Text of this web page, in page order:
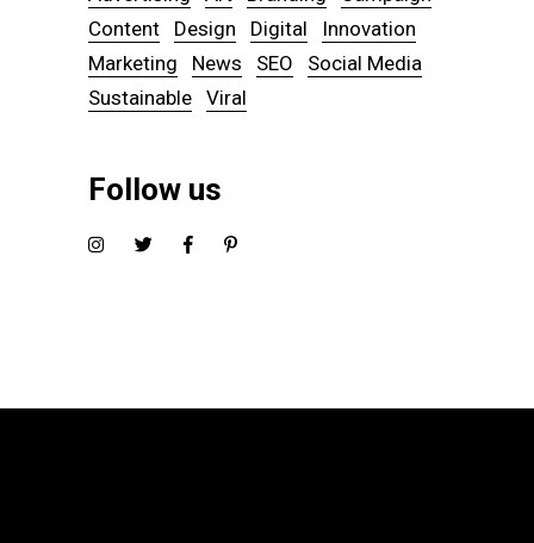
Content
Design Digital
Innovation
Marketing
News SEO
Social Media
Sustainable Viral
Follow us